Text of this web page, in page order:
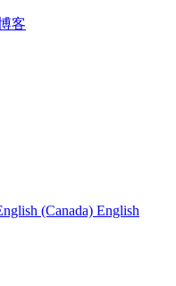
客
(Canada) English